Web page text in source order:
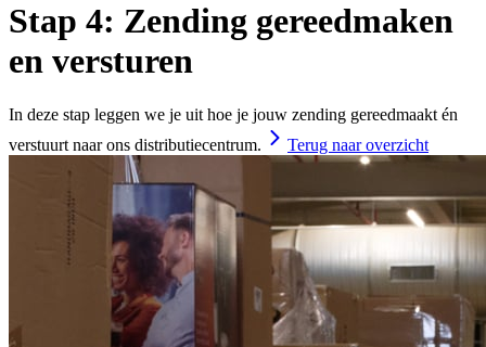
Stap 4: Zending gereedmaken
en versturen
In deze stap leggen we je uit hoe je jouw zending gereedmaakt én
verstuurt naar ons distributiecentrum.
Terug naar overzicht